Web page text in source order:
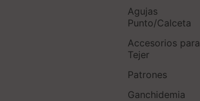
Agujas
Punto/Calceta
Accesorios para
Tejer
Patrones
Ganchidemia